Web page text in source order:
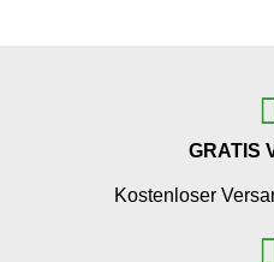
GRATIS
Kostenloser